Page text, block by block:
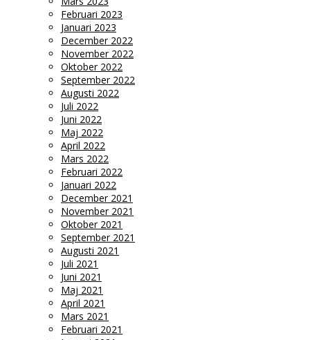
Februari 2023
Januari 2023
December 2022
November 2022
Oktober 2022
September 2022
Augusti 2022
Juli 2022
Juni 2022
Maj 2022
April 2022
Mars 2022
Februari 2022
Januari 2022
December 2021
November 2021
Oktober 2021
September 2021
Augusti 2021
Juli 2021
Juni 2021
Maj 2021
April 2021
Mars 2021
Februari 2021